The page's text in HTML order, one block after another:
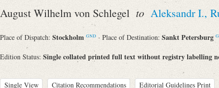
August Wilhelm von Schlegel to Aleksandr I.,
Place of Dispatch: Stockholm GND · Place of Destination: Sankt Petersburg
Edition Status: Single collated printed full text without registry labelling
Single View Citation Recommendations Editorial Guidelines Print